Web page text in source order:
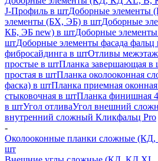
J-Профиль в штДоборные элементы
элементы (БХ, ЭБ) в штДоборные
КБ, ЭБ new) в штДоборные
штДоборные элементы фасада фальц
фибросайдинга в штОтливы
простые в штПланка завершающая в
простая в штПланка околооконная
фаска) в штПланка приемная
стыковочная в штПланка финишная
в штУгол отливаУгол внешний
внутренний сложный Кликфальц Pro
-
Околооконные планки сложные
шт